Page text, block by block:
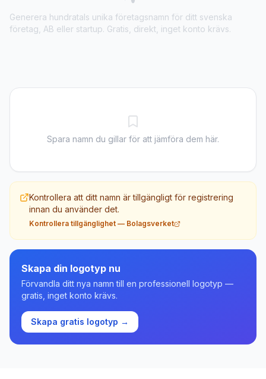
Generera hundratals unika företagsnamn för ditt svenska
företag, AB eller startup. Gratis, direkt, inget konto krävs.
Spara namn du gillar för att jämföra dem här.
Kontrollera att ditt namn är tillgängligt för registrering
innan du använder det.
Kontrollera tillgänglighet — Bolagsverket
Skapa din logotyp nu
Förvandla ditt nya namn till en professionell logotyp —
gratis, inget konto krävs.
Skapa gratis logotyp →